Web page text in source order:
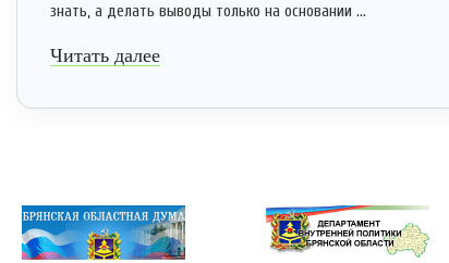
знать, а делать выводы только на основании ...
Читать далее